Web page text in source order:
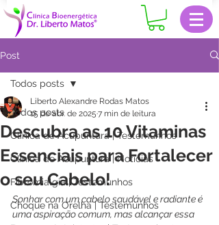
Post
Todos posts
Clinica de Acupuntura | Testemunhos
Clinica de Acupuntura | Notícias
Fibromialgia | Testemunhos
Choque na Orelha | Testemunhos
Todos posts
Descubra as 10 Vitaminas
Essenciais para Fortalecer
o seu Cabelo!
Liberto Alexandre Rodas Matos
15 de abr. de 2025 7 min de leitura
Sonhar com um cabelo saudável e radiante é
uma aspiração comum, mas alcançar essa